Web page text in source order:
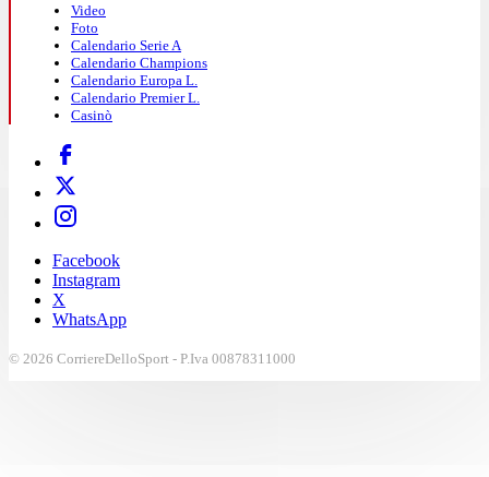
Video
Foto
Calendario Serie A
Calendario Champions
Calendario Europa L.
Calendario Premier L.
Casinò
Facebook
Instagram
X
WhatsApp
© 2026 CorriereDelloSport - P.Iva 00878311000